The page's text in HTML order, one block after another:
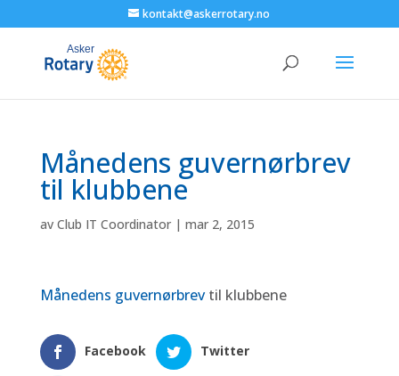
kontakt@askerrotary.no
Månedens guvernørbrev
til klubbene
av Club IT Coordinator| mar 2, 2015
Månedens guvernørbrev til klubbene
Facebook Twitter